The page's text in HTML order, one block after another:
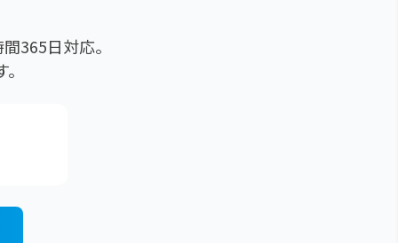
365日対応。